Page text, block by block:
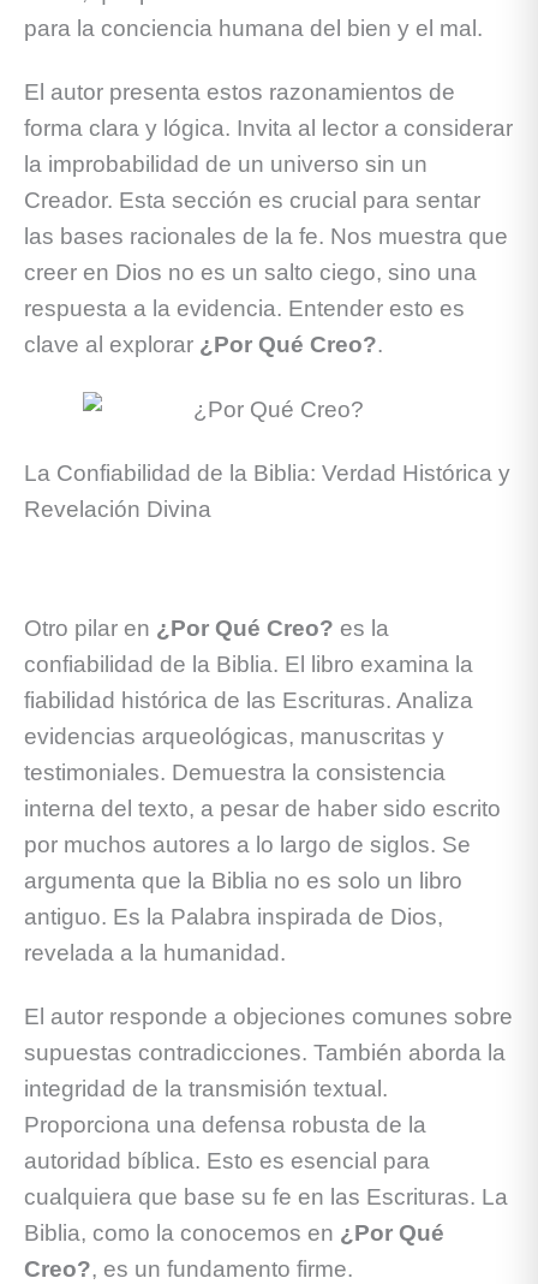
para la conciencia humana del bien y el mal.
El autor presenta estos razonamientos de
forma clara y lógica. Invita al lector a considerar
la improbabilidad de un universo sin un
Creador. Esta sección es crucial para sentar
las bases racionales de la fe. Nos muestra que
creer en Dios no es un salto ciego, sino una
respuesta a la evidencia. Entender esto es
clave al explorar ¿Por Qué Creo?.
La Confiabilidad de la Biblia: Verdad Histórica y
Revelación Divina
Otro pilar en ¿Por Qué Creo? es la
confiabilidad de la Biblia. El libro examina la
fiabilidad histórica de las Escrituras. Analiza
evidencias arqueológicas, manuscritas y
testimoniales. Demuestra la consistencia
interna del texto, a pesar de haber sido escrito
por muchos autores a lo largo de siglos. Se
argumenta que la Biblia no es solo un libro
antiguo. Es la Palabra inspirada de Dios,
revelada a la humanidad.
El autor responde a objeciones comunes sobre
supuestas contradicciones. También aborda la
integridad de la transmisión textual.
Proporciona una defensa robusta de la
autoridad bíblica. Esto es esencial para
cualquiera que base su fe en las Escrituras. La
Biblia, como la conocemos en ¿Por Qué
Creo?, es un fundamento firme.